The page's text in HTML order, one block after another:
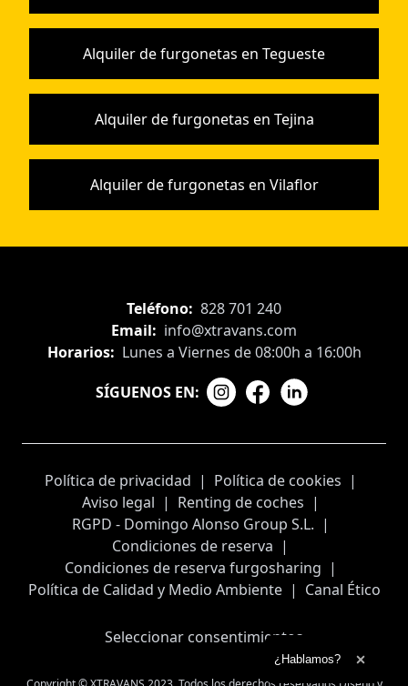
Alquiler de furgonetas en Tegueste
Alquiler de furgonetas en Tejina
Alquiler de furgonetas en Vilaflor
Teléfono: 828 701 240
Email: info@xtravans.com
Horarios: Lunes a Viernes de 08:00h a 16:00h
SÍGUENOS EN:
Política de privacidad | Política de cookies |
Aviso legal | Renting de coches |
RGPD - Domingo Alonso Group S.L. |
Condiciones de reserva |
Condiciones de reserva furgosharing |
Política de Calidad y Medio Ambiente | Canal Ético
Seleccionar consentimientos
¿Hablamos?
Ampliar el texto
Cerrar